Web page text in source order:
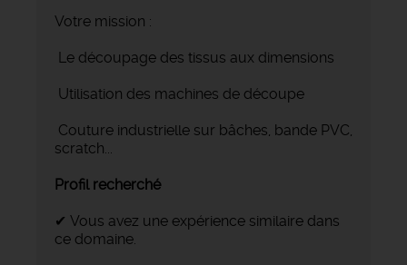
Votre mission :
Le découpage des tissus aux dimensions
Utilisation des machines de découpe
Couture industrielle sur bâches, bande PVC,
scratch...
Profil recherché
✔ Vous avez une expérience similaire dans
ce domaine.